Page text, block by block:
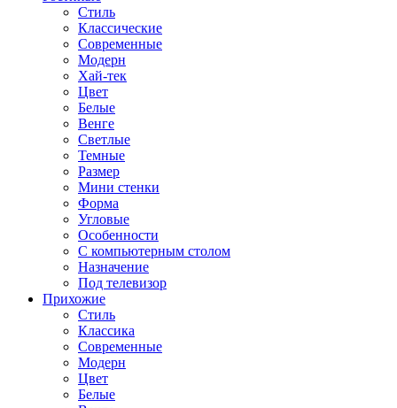
Стиль
Классические
Современные
Модерн
Хай-тек
Цвет
Белые
Венге
Светлые
Темные
Размер
Мини стенки
Форма
Угловые
Особенности
С компьютерным столом
Назначение
Под телевизор
Прихожие
Стиль
Классика
Современные
Модерн
Цвет
Белые